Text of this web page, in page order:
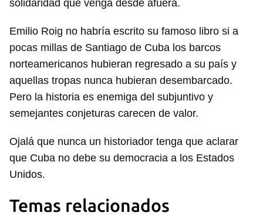
solidaridad que venga desde afuera.
Emilio Roig no habría escrito su famoso libro si a
pocas millas de Santiago de Cuba los barcos
norteamericanos hubieran regresado a su país y
aquellas tropas nunca hubieran desembarcado.
Pero la historia es enemiga del subjuntivo y
semejantes conjeturas carecen de valor.
Ojalá que nunca un historiador tenga que aclarar
que Cuba no debe su democracia a los Estados
Unidos.
Temas relacionados